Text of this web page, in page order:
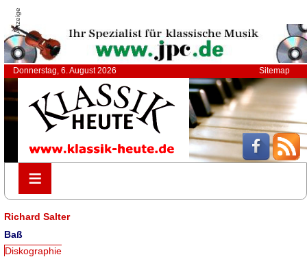
Anzeige
Donnerstag, 6. August 2026 Sitemap
≡
≡
Richard Salter
Baß
Diskographie